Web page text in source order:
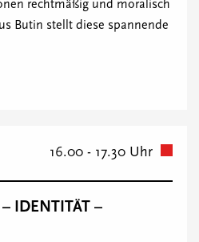
rechtmäßig und moralisch
Butin stellt diese spannende
16.00 - 17.30 Uhr
IDENTITÄT –